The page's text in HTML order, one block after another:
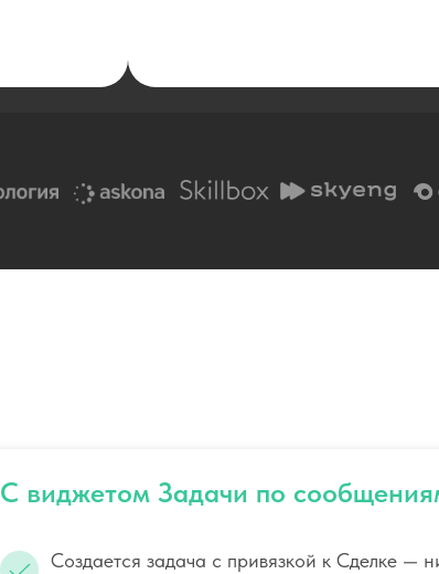
Создается задача с привязкой к Сделке —
С виджетом Задачи по